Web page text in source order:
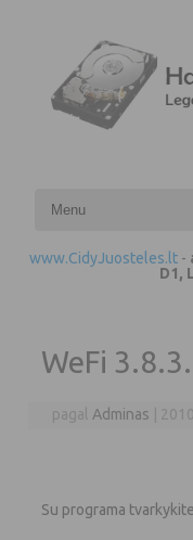
www.CidyJuosteles.lt-
D1,
WeFi
pagal Adminas
Su programa